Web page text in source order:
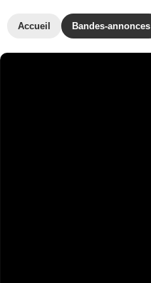
Accueil Bandes-annonces